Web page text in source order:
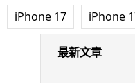
iPhone 17 iPhone
最新文章